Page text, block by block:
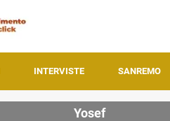
INTERVISTE SANREMO
Yosef